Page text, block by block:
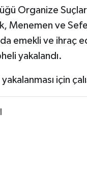
Organize
Menemen ve
emekli ve
yakalandı.
için